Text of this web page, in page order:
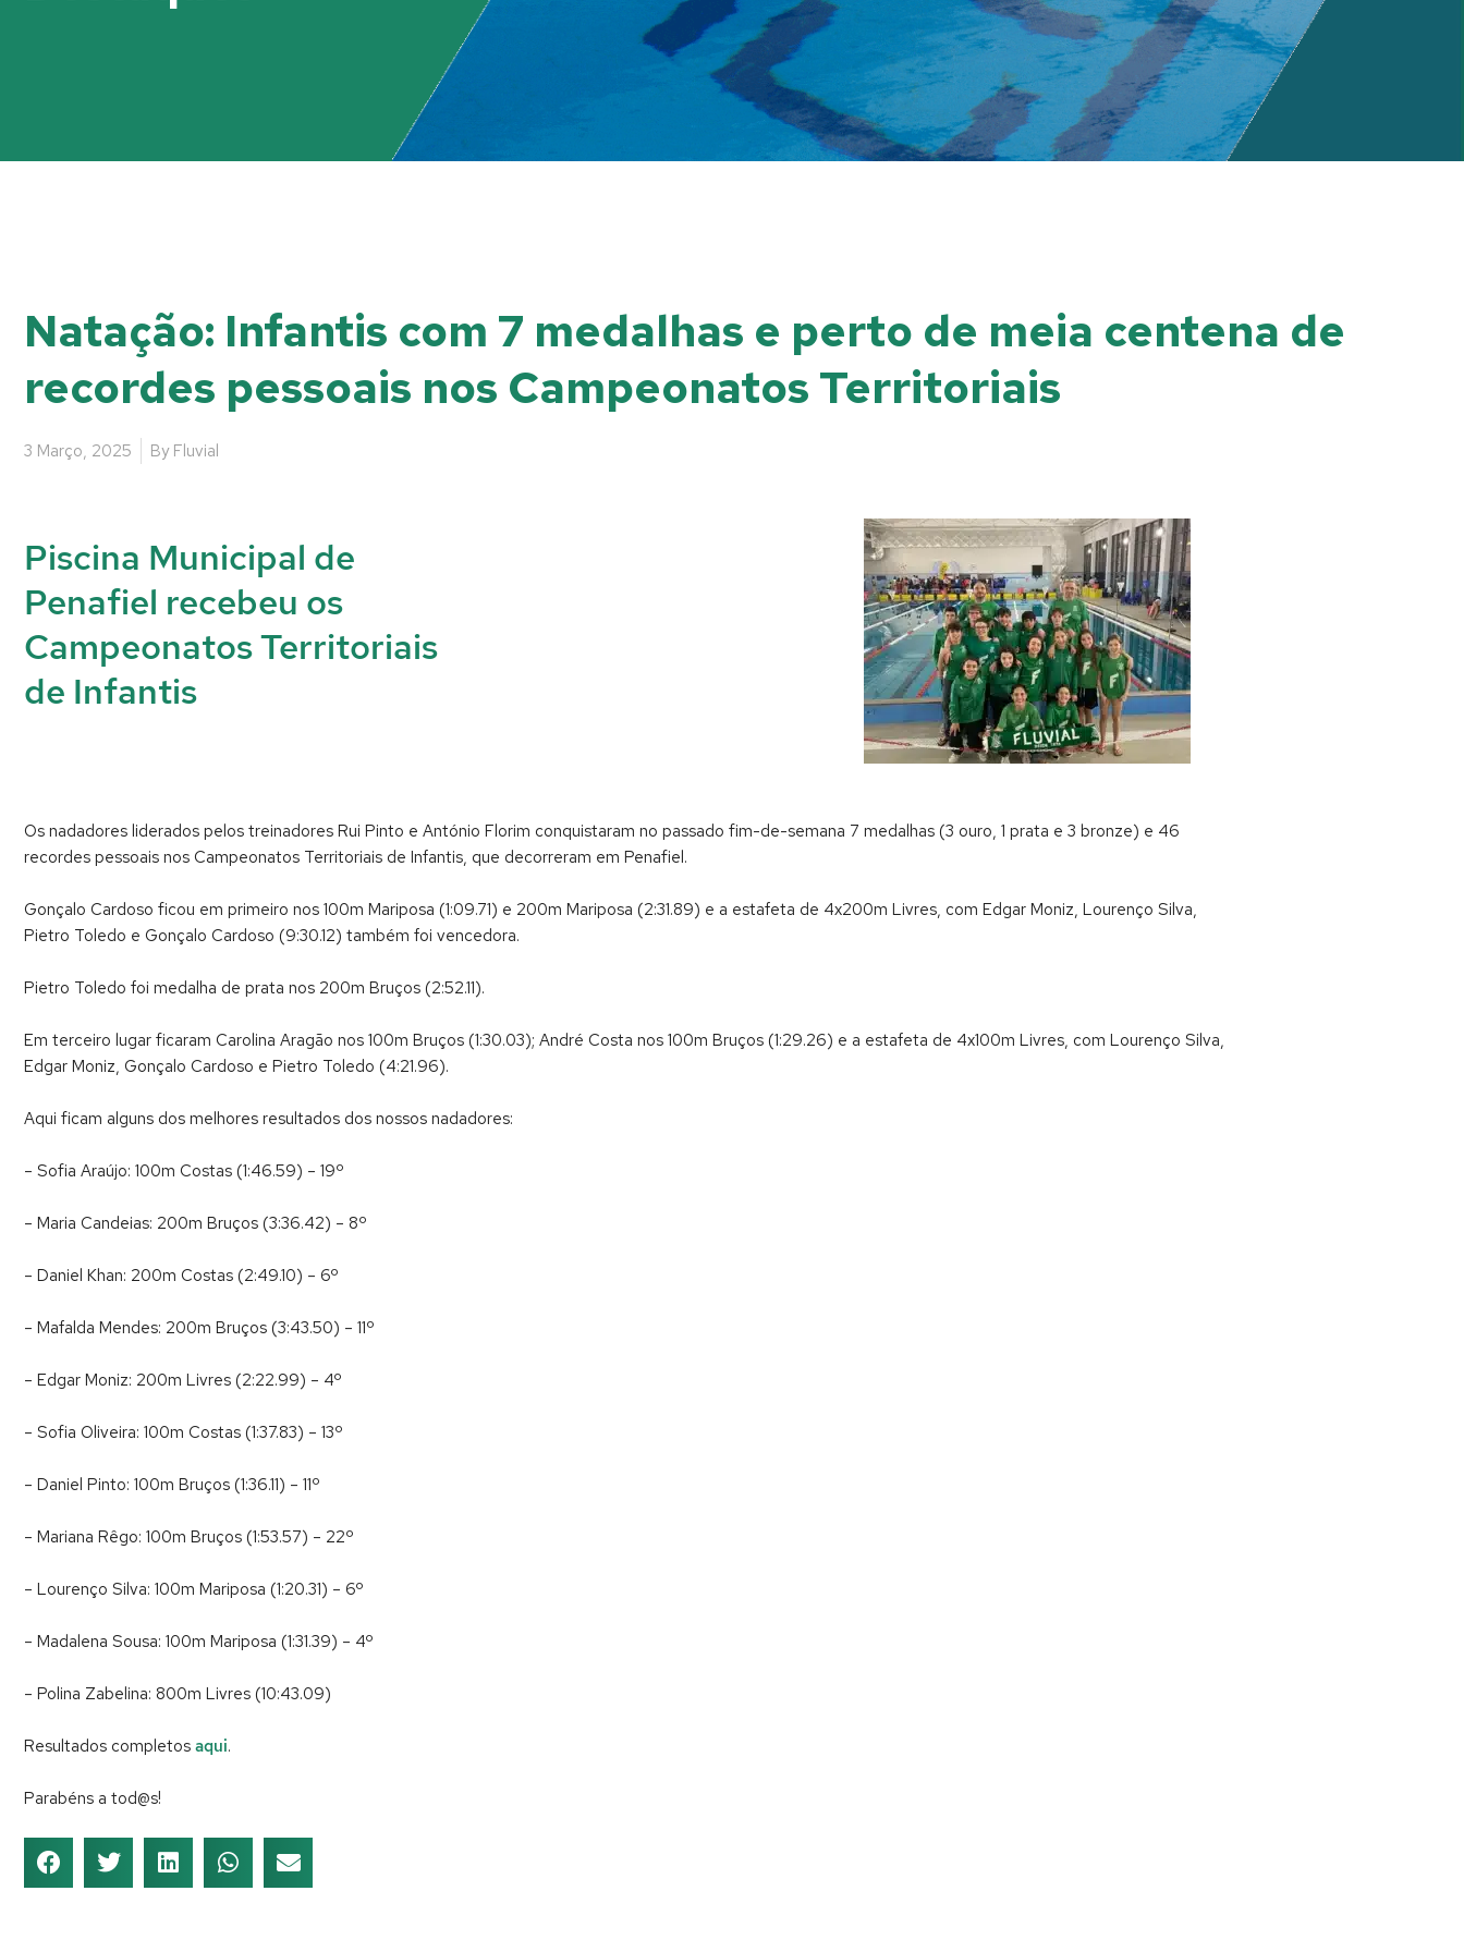
Natação: Infantis com 7 medalhas e perto de meia centena de
recordes pessoais nos Campeonatos Territoriais
3 Março, 2025 By Fluvial
Piscina Municipal de
Penafiel recebeu os
Campeonatos Territoriais
de Infantis
Os nadadores liderados pelos treinadores Rui Pinto e António Florim conquistaram no passado fim-de-semana 7 medalhas (3 ouro, 1 prata e 3 bronze) e 46
recordes pessoais nos Campeonatos Territoriais de Infantis, que decorreram em Penafiel.
Gonçalo Cardoso ficou em primeiro nos 100m Mariposa (1:09.71) e 200m Mariposa (2:31.89) e a estafeta de 4x200m Livres, com Edgar Moniz, Lourenço Silva,
Pietro Toledo e Gonçalo Cardoso (9:30.12) também foi vencedora.
Pietro Toledo foi medalha de prata nos 200m Bruços (2:52.11).
Em terceiro lugar ficaram Carolina Aragão nos 100m Bruços (1:30.03); André Costa nos 100m Bruços (1:29.26) e a estafeta de 4x100m Livres, com Lourenço Silva,
Edgar Moniz, Gonçalo Cardoso e Pietro Toledo (4:21.96).
Aqui ficam alguns dos melhores resultados dos nossos nadadores:
– Sofia Araújo: 100m Costas (1:46.59) – 19º
– Maria Candeias: 200m Bruços (3:36.42) – 8º
– Daniel Khan: 200m Costas (2:49.10) – 6º
– Mafalda Mendes: 200m Bruços (3:43.50) – 11º
– Edgar Moniz: 200m Livres (2:22.99) – 4º
– Sofia Oliveira: 100m Costas (1:37.83) – 13º
– Daniel Pinto: 100m Bruços (1:36.11) – 11º
– Mariana Rêgo: 100m Bruços (1:53.57) – 22º
– Lourenço Silva: 100m Mariposa (1:20.31) – 6º
– Madalena Sousa: 100m Mariposa (1:31.39) – 4º
– Polina Zabelina: 800m Livres (10:43.09)
Resultados completos aqui.
Parabéns a tod@s!